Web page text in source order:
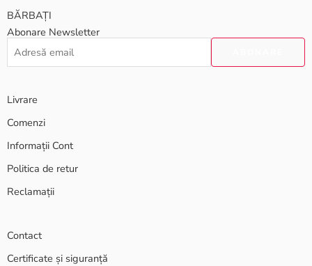
BĂRBAȚI
Abonare Newsletter
Livrare
Comenzi
Informații Cont
Politica de retur
Reclamații
Contact
Certificate și siguranță